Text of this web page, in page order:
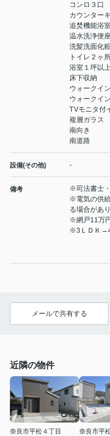
コンロ３口
カウンター
追焚機能浴室
温水洗浄便座
洗髪洗面化
トイレ２ヶ
浴室１坪以上
床下収納
ウォークイ
ウォークイ
TVモニタ付
複層ガラス
南向き
南道路
設備(その他) -
備考
※司法書士
※電気の供
る場合があ
※網戸11万
※3ＬＤＫ
メールで共有する
近隣の物件
奈良市平松４丁目
奈良市平